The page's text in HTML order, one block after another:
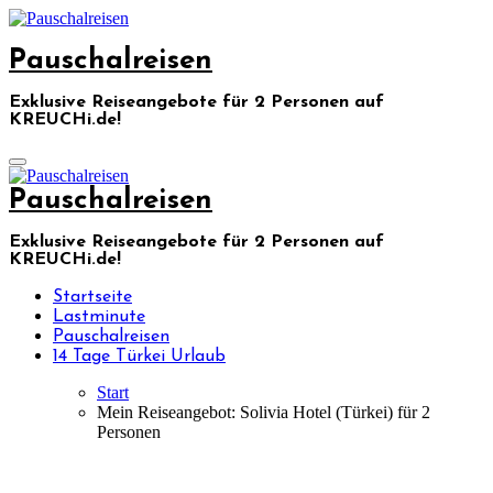
Skip
content
Pauschalreisen
Exklusive Reiseangebote für 2 Personen auf
KREUCHi.de!
Pauschalreisen
Exklusive Reiseangebote für 2 Personen auf
KREUCHi.de!
Startseite
Lastminute
Pauschalreisen
14 Tage Türkei Urlaub
Start
Mein Reiseangebot: Solivia Hotel (Türkei) für 2
Personen